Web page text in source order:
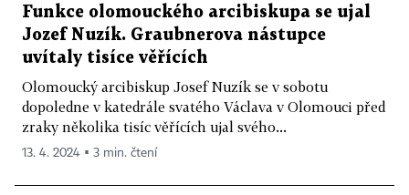
Funkce olomouckého arcibiskupa se ujal
Jozef Nuzík. Graubnerova nástupce
uvítaly tisíce věřících
Olomoucký arcibiskup Josef Nuzík se v sobotu
dopoledne v katedrále svatého Václava v Olomouci před
zraky několika tisíc věřících ujal svého...
13. 4. 2024 ▪ 3 min. čtení